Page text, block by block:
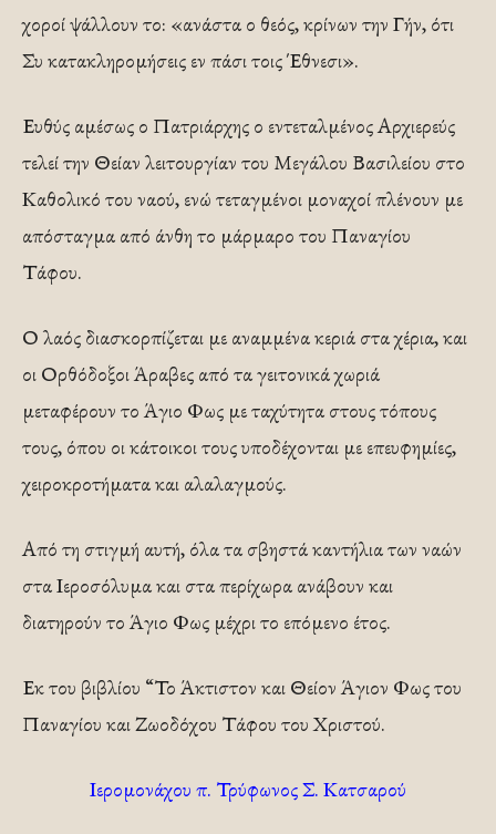
χοροί ψάλλουν το: «ανάστα ο θεός, κρίνων την Γήν, ότι
Συ κατακληρομήσεις εν πάσι τοις Έθνεσι».
Ευθύς αμέσως ο Πατριάρχης ο εντεταλμένος Αρχιερεύς
τελεί την Θείαν λειτουργίαν του Μεγάλου Βασιλείου στο
Καθολικό του ναού, ενώ τεταγμένοι μοναχοί πλένουν με
απόσταγμα από άνθη το μάρμαρο του Παναγίου
Τάφου.
Ο λαός διασκορπίζεται με αναμμένα κεριά στα χέρια, και
οι Ορθόδοξοι Άραβες από τα γειτονικά χωριά
μεταφέρουν το Άγιο Φως με ταχύτητα στους τόπους
τους, όπου οι κάτοικοι τους υποδέχονται με επευφημίες,
χειροκροτήματα και αλαλαγμούς.
Από τη στιγμή αυτή, όλα τα σβηστά καντήλια των ναών
στα Ιεροσόλυμα και στα περίχωρα ανάβουν και
διατηρούν το Άγιο Φως μέχρι το επόμενο έτος.
Εκ του βιβλίου “Το Άκτιστον και Θείον Άγιον Φως του
Παναγίου και Ζωοδόχου Τάφου του Χριστού.
Ιερομονάχου π. Τρύφωνος Σ. Κατσαρού